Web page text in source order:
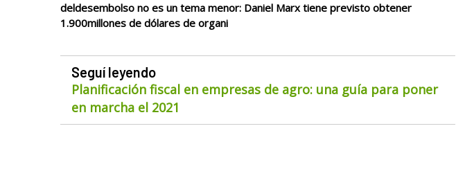
deldesembolso no es un tema menor: Daniel Marx tiene previsto obtener
1.900millones de dólares de organi
Seguí leyendo
Planificación fiscal en empresas de agro: una guía para poner
en marcha el 2021